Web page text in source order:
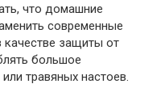
что домашние
современные
качестве защиты от
большое
травяных настоев.